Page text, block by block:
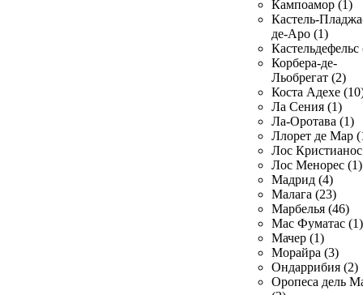
Кампоамор (1)
Кастель-
де-Аро (1)
Кастельдефельс
Корбера-де-
Льобрегат (2)
Коста Адехе
Ла Сения (1)
Ла-Оротава (1)
Ллорет де Мар
Лос
Лос Менорес (1)
Мадрид (4)
Малага (23)
Марбелья (46)
Мас Фуматас (1)
Мачер (1)
Морайра (3)
Ондаррибия (2)
Оропеса дель